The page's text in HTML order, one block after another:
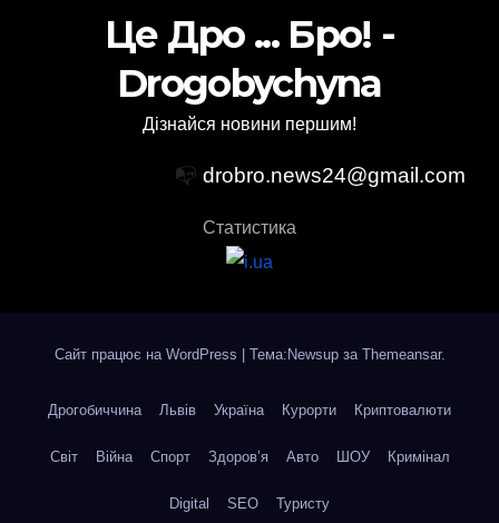
Це Дро ... Бро! -
Drogobychyna
Дізнайся новини першим!
📭 drobro.news24@gmail.com
Статистика
Сайт працює на WordPress Тема:Newsup за Themeansar.
Дрогобиччина Львів Україна Курорти Криптовалюти
Світ Війна Спорт Здоров’я Авто ШОУ Кримінал
Digital SEO Туристу